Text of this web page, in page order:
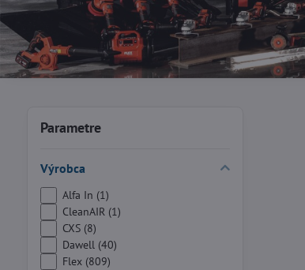
Parametre
Výrobca
Alfa In (1)
CleanAIR (1)
CXS (8)
Dawell (40)
Flex (809)